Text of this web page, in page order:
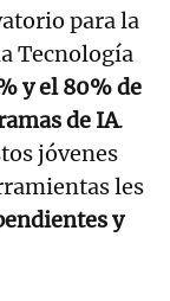
para la
Tecnología
y el 80% de
de IA.
jóvenes
les
y